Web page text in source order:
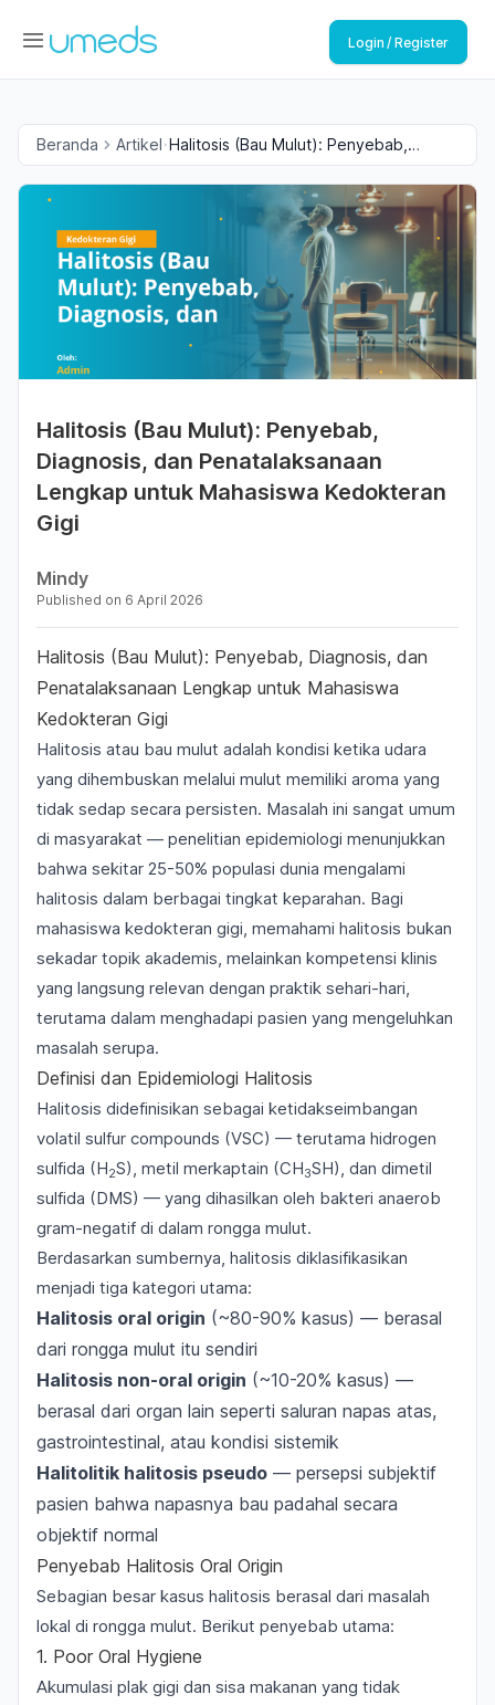
Login / Register
Beranda Artikel Halitosis (Bau Mulut): Penyebab,
Diagnosis, dan Penatalaksanaan
Lengkap untuk Mahasiswa Kedokteran
Halitosis (Bau Mulut): Penyebab,
Diagnosis, dan Penatalaksanaan
Lengkap untuk Mahasiswa Kedokteran
Gigi
Mindy
Published on 6 April 2026
Halitosis (Bau Mulut): Penyebab, Diagnosis, dan
Penatalaksanaan Lengkap untuk Mahasiswa
Kedokteran Gigi
Halitosis atau bau mulut adalah kondisi ketika udara
yang dihembuskan melalui mulut memiliki aroma yang
tidak sedap secara persisten. Masalah ini sangat umum
di masyarakat — penelitian epidemiologi menunjukkan
bahwa sekitar 25-50% populasi dunia mengalami
halitosis dalam berbagai tingkat keparahan. Bagi
mahasiswa kedokteran gigi, memahami halitosis bukan
sekadar topik akademis, melainkan kompetensi klinis
yang langsung relevan dengan praktik sehari-hari,
terutama dalam menghadapi pasien yang mengeluhkan
masalah serupa.
Definisi dan Epidemiologi Halitosis
Halitosis didefinisikan sebagai ketidakseimbangan
volatil sulfur compounds (VSC) — terutama hidrogen
sulfida (H2S), metil merkaptain (CH3SH), dan dimetil
sulfida (DMS) — yang dihasilkan oleh bakteri anaerob
gram-negatif di dalam rongga mulut.
Berdasarkan sumbernya, halitosis diklasifikasikan
menjadi tiga kategori utama:
Halitosis oral origin (~80-90% kasus) — berasal
dari rongga mulut itu sendiri
Halitosis non-oral origin (~10-20% kasus) —
berasal dari organ lain seperti saluran napas atas,
gastrointestinal, atau kondisi sistemik
Halitolitik halitosis pseudo — persepsi subjektif
pasien bahwa napasnya bau padahal secara
objektif normal
Penyebab Halitosis Oral Origin
Sebagian besar kasus halitosis berasal dari masalah
lokal di rongga mulut. Berikut penyebab utama:
1. Poor Oral Hygiene
Akumulasi plak gigi dan sisa makanan yang tidak